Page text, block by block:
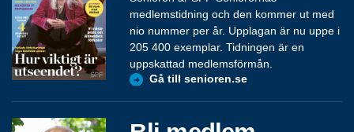
medlemstidning och den kommer ut med
nio nummer per år. Upplagan är nu uppe i
205 400 exemplar. Tidningen är en
uppskattad medlemsförmån.
Gå till senioren.se